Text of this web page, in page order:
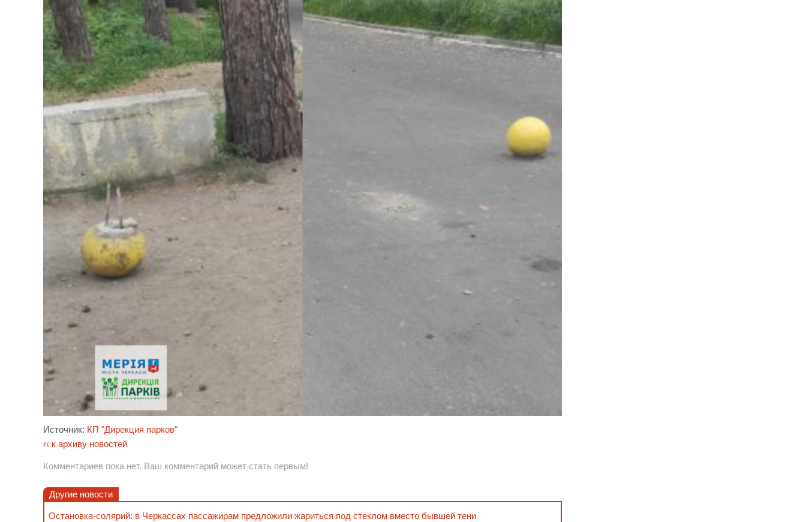
Источник: КП "Дирекция парков"
‹‹ к архиву новостей
Комментариев пока нет. Ваш комментарий может стать первым!
Другие новости
Остановка-солярий: в Черкассах пассажирам предложили жариться под стеклом вместо бывшей тени